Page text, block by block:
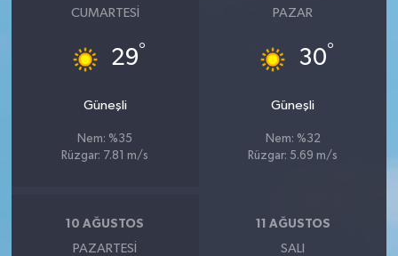
CUMARTESI
29°
Güneşli
Nem: %35
Rüzgar: 7.81 m/s
PAZAR
30°
Güneşli
Nem: %32
Rüzgar: 5.69 m/s
10 AĞUSTOS
PAZARTESI
11 AĞUSTOS
SALI